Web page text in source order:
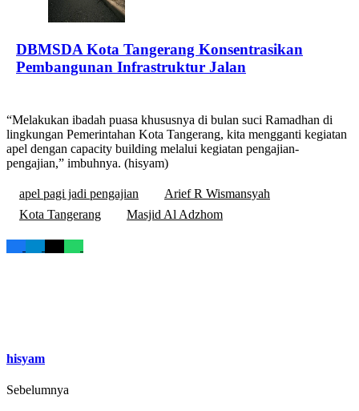
DBMSDA Kota Tangerang Konsentrasikan
Pembangunan Infrastruktur Jalan
“Melakukan ibadah puasa khususnya di bulan suci Ramadhan di
lingkungan Pemerintahan Kota Tangerang, kita mengganti kegiatan
apel dengan capacity building melalui kegiatan pengajian-
pengajian,” imbuhnya. (hisyam)
apel pagi jadi pengajian
Arief R Wismansyah
Kota Tangerang
Masjid Al Adzhom
hisyam
Sebelumnya